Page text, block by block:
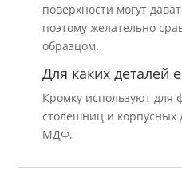
поверхности могут
поэтому желательно
образцом.
Для каких деталей
Кромку используют для
столешниц и корпусных
МДФ.